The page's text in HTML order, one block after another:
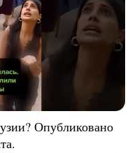
Опубликовано